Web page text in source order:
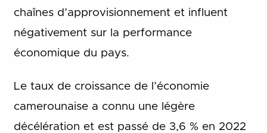
chaînes d’approvisionnement et influent
négativement sur la performance
économique du pays.
Le taux de croissance de l’économie
camerounaise a connu une légère
décélération et est passé de 3,6 % en 2022